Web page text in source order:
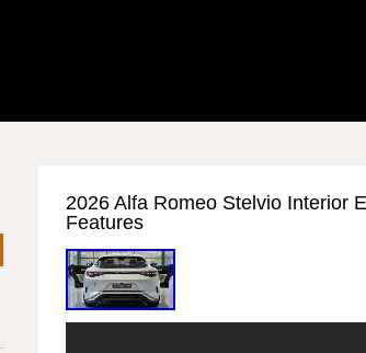
2026 Alfa Romeo Stelvio Interior
Features